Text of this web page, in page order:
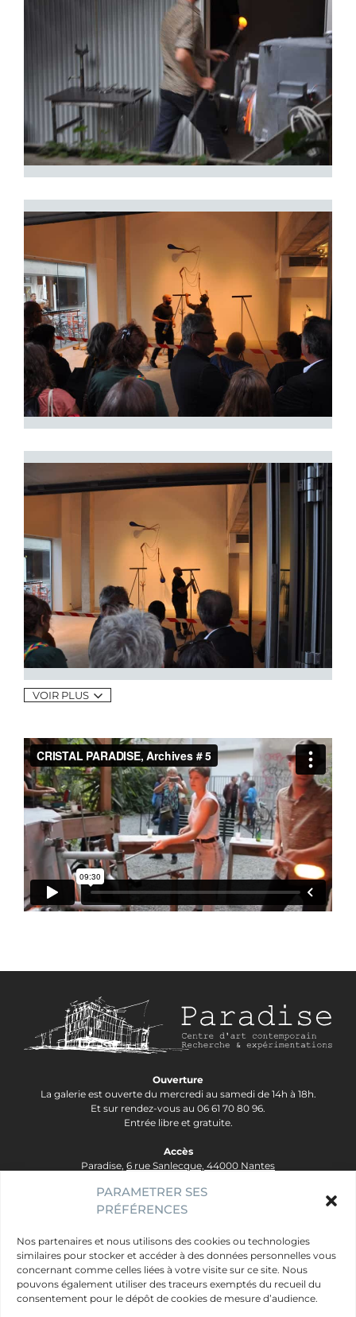
PARAMETRER SES
PRÉFÉRENCES
Nos partenaires et nous utilisons des cookies ou technologies
similaires pour stocker et accéder à des données personnelles vous
concernant comme celles liées à votre visite sur ce site. Nous
pouvons également utiliser des traceurs exemptés du recueil du
consentement pour le dépôt de cookies de mesure d’audience.
VOIR PLUS
Ouverture
La galerie est ouverte du mercredi au samedi de 14h à 18h.
Et sur rendez-vous au 06 61 70 80 96.
Entrée libre et gratuite.
Accès
Paradise, 6 rue Sanlecque, 44000 Nantes
contact@galerie-paradise.fr
Paradise
Artistes
Évènements
Publics